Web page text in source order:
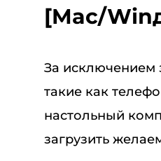
[Mac/
За исключением
такие как
настольный
загрузить